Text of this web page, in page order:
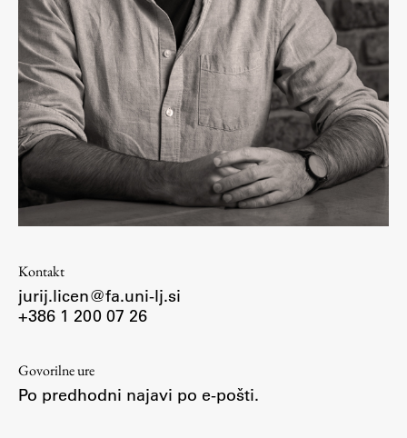
Intranet UL FA
Intranet UL
Osebni portal FIORI
Spletni arhiv DEPO
Študij
Predstavitev študija
Študentske informacije
Izbirni moduli EMŠA
Kontakt
jurij.licen@fa.uni-lj.si
+386 1 200 07 26
Govorilne ure
Po predhodni najavi po e-pošti.